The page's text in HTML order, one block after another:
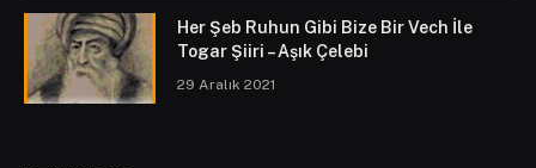
Her Şeb Ruhun Gibi Bize Bir Vech İle
Togar Şiiri – Aşık Çelebi
29 Aralık 2021